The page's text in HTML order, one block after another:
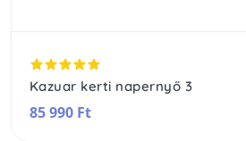
Kazuar kerti napernyő 3
85 990 Ft